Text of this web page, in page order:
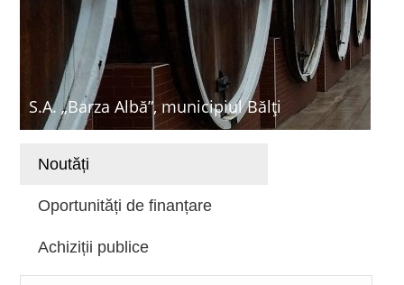
S.A. „Barza Albă”, municipiul Bălți
Noutăți
Oportunități de finanțare
Achiziții publice